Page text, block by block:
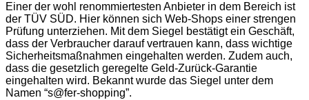
Einer der wohl renommiertesten Anbieter in dem Bereich ist
der TÜV SÜD. Hier können sich Web-Shops einer strengen
Prüfung unterziehen. Mit dem Siegel bestätigt ein Geschäft,
dass der Verbraucher darauf vertrauen kann, dass wichtige
Sicherheitsmaßnahmen eingehalten werden. Zudem auch,
dass die gesetzlich geregelte Geld-Zurück-Garantie
eingehalten wird. Bekannt wurde das Siegel unter dem
Namen “s@fer-shopping”.